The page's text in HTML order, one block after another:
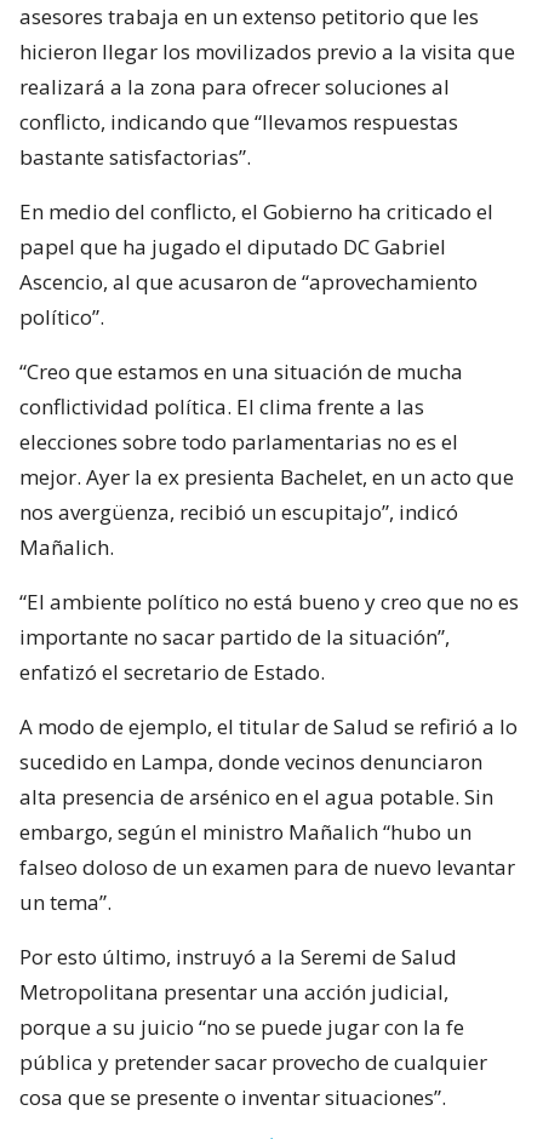
asesores trabaja en un extenso petitorio que les
hicieron llegar los movilizados previo a la visita que
realizará a la zona para ofrecer soluciones al
conflicto, indicando que “llevamos respuestas
bastante satisfactorias”.
En medio del conflicto, el Gobierno ha criticado el
papel que ha jugado el diputado DC Gabriel
Ascencio, al que acusaron de “aprovechamiento
político”.
“Creo que estamos en una situación de mucha
conflictividad política. El clima frente a las
elecciones sobre todo parlamentarias no es el
mejor. Ayer la ex presienta Bachelet, en un acto que
nos avergüenza, recibió un escupitajo”, indicó
Mañalich.
“El ambiente político no está bueno y creo que no es
importante no sacar partido de la situación”,
enfatizó el secretario de Estado.
A modo de ejemplo, el titular de Salud se refirió a lo
sucedido en Lampa, donde vecinos denunciaron
alta presencia de arsénico en el agua potable. Sin
embargo, según el ministro Mañalich “hubo un
falseo doloso de un examen para de nuevo levantar
un tema”.
Por esto último, instruyó a la Seremi de Salud
Metropolitana presentar una acción judicial,
porque a su juicio “no se puede jugar con la fe
pública y pretender sacar provecho de cualquier
cosa que se presente o inventar situaciones”.